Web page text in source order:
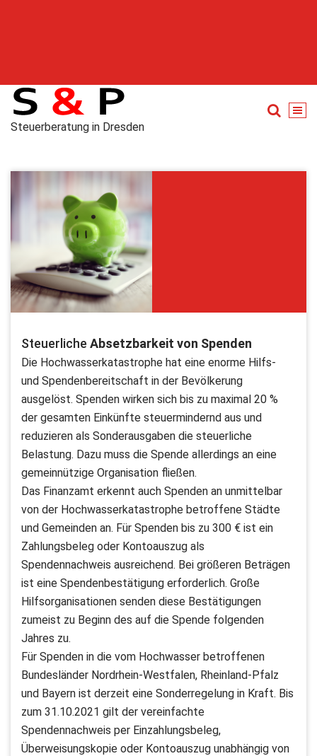
Steuerberatung in Dresden
Steuerliche Absetzbarkeit von Spenden
Die Hochwasserkatastrophe hat eine enorme Hilfs-
und Spendenbereitschaft in der Bevölkerung
ausgelöst. Spenden wirken sich bis zu maximal 20 %
der gesamten Einkünfte steuermindernd aus und
reduzieren als Sonderausgaben die steuerliche
Belastung. Dazu muss die Spende allerdings an eine
gemeinnützige Organisation fließen.
Das Finanzamt erkennt auch Spenden an unmittelbar
von der Hochwasserkatastrophe betroffene Städte
und Gemeinden an. Für Spenden bis zu 300 € ist ein
Zahlungsbeleg oder Kontoauszug als
Spendennachweis ausreichend. Bei größeren Beträgen
ist eine Spendenbestätigung erforderlich. Große
Hilfsorganisationen senden diese Bestätigungen
zumeist zu Beginn des auf die Spende folgenden
Jahres zu.
Für Spenden in die vom Hochwasser betroffenen
Bundesländer Nordrhein-Westfalen, Rheinland-Pfalz
und Bayern ist derzeit eine Sonderregelung in Kraft. Bis
zum 31.10.2021 gilt der vereinfachte
Spendennachweis per Einzahlungsbeleg,
Überweisungskopie oder Kontoauszug unabhängig von